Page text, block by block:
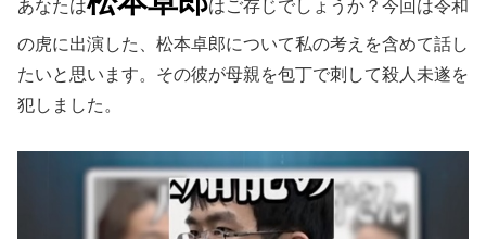
あなたは はご存じでしょうか？今回は令和
の虎に出演した、松本卓郎について私の考えを含めて話し
たいと思います。その彼が母親を包丁で刺して殺人未遂を
犯しました。